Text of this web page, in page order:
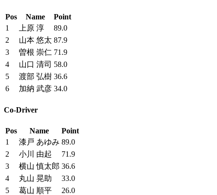
Pos Name
Point
1
上原 淳
89.0
2
山本 悠太 87.9
3
曽根 崇仁 71.9
4
山口 清司 58.0
5
渡部 弘樹 36.6
6
加納 武彦 34.0
Co-Driver
Pos Name
Point
1
漆戸 あゆみ 89.0
2
小川 由起
71.9
3
横山 慎太郎 36.6
4
丸山 晃助
33.0
5
葛山 順平 26.0